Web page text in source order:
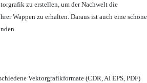
zu erstellen, um der Nachwelt die
Wappen zu erhalten. Daraus ist auch eine schöne
Vektorgrafikformate (CDR, AI EPS, PDF)